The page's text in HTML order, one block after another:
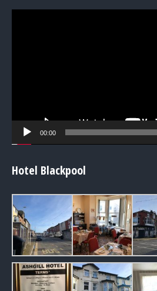
00:00
Hotel Blackpool